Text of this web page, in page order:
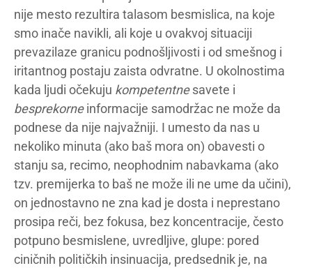
nije mesto rezultira talasom besmislica, na koje
smo inače navikli, ali koje u ovakvoj situaciji
prevazilaze granicu podnošljivosti i od smešnog i
iritantnog postaju zaista odvratne. U okolnostima
kada ljudi očekuju kompetentnesavete i
besprekorneinformacije samodržac ne može da
podnese da nije najvažniji. I umesto da nas u
nekoliko minuta (ako baš mora on) obavesti o
stanju sa, recimo, neophodnim nabavkama (ako
tzv. premijerka to baš ne može ili ne ume da učini),
on jednostavno ne zna kad je dosta i neprestano
prosipa reči, bez fokusa, bez koncentracije, često
potpuno besmislene, uvredljive, glupe: pored
ciničnih političkih insinuacija, predsednik je, na